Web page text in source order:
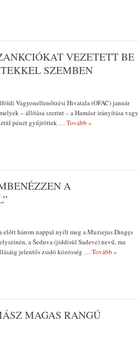
VEZETETT BE
SZEMBEN
Vagyonellenőrzési Hivatala (OFAC) január
– állítása szerint – a Hamász irányítása vagy
pénzt gyűjtöttek … Tovább »
A
három nappal nyílt meg a Muziejus Dingęs
a Šeduva (jiddisül Sadeve) nevű, ma
jelentős zsidó közösség … Tovább »
MAGAS RANGÚ